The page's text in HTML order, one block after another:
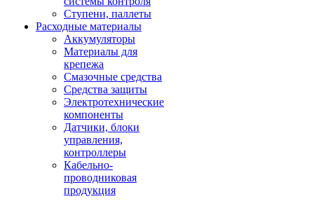
Ступени, паллеты
Расходные материалы
Аккумуляторы
Материалы для
крепежа
Смазочные средства
Средства защиты
Электротехнические
компоненты
Датчики, блоки
управления,
контроллеры
Кабельно-
проводниковая
продукция